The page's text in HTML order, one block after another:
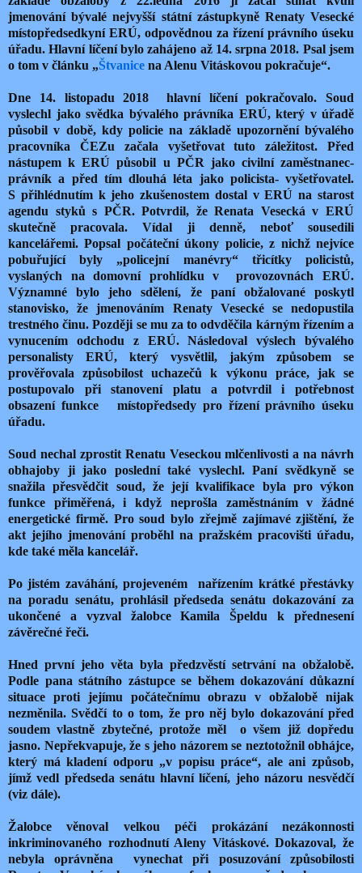
jmenování bývalé nejvyšší státní zástupkyně Renaty Vesecké
místopředsedkyní ERÚ, odpovědnou za řízení právního úseku
úřadu. Hlavní líčení bylo zahájeno až 14. srpna 2018. Psal jsem
o tom v článku „Štvanice na Alenu Vitáskovou pokračuje“.
Dne 14. listopadu 2018
hlavní líčení pokračovalo. Soud
vyslechl jako svědka bývalého právníka ERÚ, který v úřadě
působil v době, kdy policie na základě upozornění bývalého
pracovníka ČEZu začala vyšetřovat tuto záležitost. Před
nástupem k ERÚ působil u PČR jako civilní zaměstnanec-
právník a před tím dlouhá léta jako policista- vyšetřovatel.
S přihlédnutím k jeho zkušenostem dostal v ERÚ na starost
agendu styků s PČR. Potvrdil, že Renata Vesecká v ERÚ
skutečně pracovala. Vídal ji denně, neboť sousedili
kancelářemi. Popsal počáteční úkony policie, z nichž nejvíce
pobuřující byly „policejní manévry“ třicítky policistů,
vyslaných na domovní prohlídku v
provozovnách ERÚ.
Významné bylo jeho sdělení, že paní obžalované poskytl
stanovisko, že jmenováním Renaty Vesecké se nedopustila
trestného činu. Později se mu za to odvděčila kárným řízením a
vynucením odchodu z ERÚ. Následoval výslech bývalého
personalisty ERÚ, který vysvětlil, jakým způsobem se
prověřovala způsobilost uchazečů k výkonu práce, jak se
postupovalo při stanovení platu a potvrdil i potřebnost
obsazení funkce
místopředsedy pro řízení právního úseku
úřadu.
Soud nechal zprostit Renatu Veseckou mlčenlivosti a na návrh
obhajoby ji jako poslední také vyslechl. Paní svědkyně se
snažila přesvědčit soud, že její kvalifikace byla pro výkon
funkce přiměřená, i když neprošla zaměstnáním v žádné
energetické firmě. Pro soud bylo zřejmě zajímavé zjištění, že
akt jejího jmenování proběhl na pražském pracovišti úřadu,
kde také měla kancelář.
Po jistém zaváhání, projeveném
nařízením krátké přestávky
na poradu senátu, prohlásil předseda senátu dokazování za
ukončené a vyzval žalobce Kamila Špeldu k přednesení
závěrečné řeči.
Hned první jeho věta byla předzvěstí setrvání na obžalobě.
Podle pana státního zástupce se během dokazování důkazní
situace proti jejímu počátečnímu obrazu v obžalobě nijak
nezměnila. Svědčí to o tom, že pro něj bylo dokazování před
soudem vlastně zbytečné, protože měl
o všem již dopředu
jasno. Nepřekvapuje, že s jeho názorem se neztotožnil obhájce,
který má kladení odporu „v popisu práce“, ale ani způsob,
jímž vedl předseda senátu hlavní líčení, jeho názoru nesvědčí
(viz dále).
Žalobce věnoval velkou péči prokázání nezákonnosti
inkriminovaného rozhodnutí Aleny Vitáskové. Dokazoval, že
nebyla oprávněna
vynechat při posuzování způsobilosti